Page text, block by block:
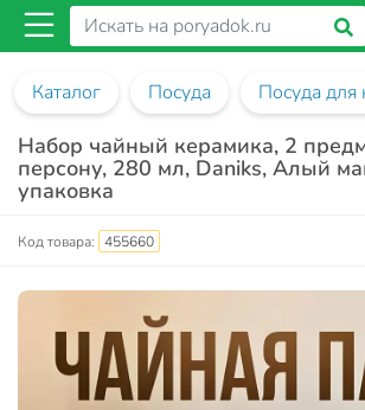
Каталог Посуда Посуда для
Набор чайный керамика, 2
персону, 280 мл, Daniks, Алый
упаковка
Код товара: 455660